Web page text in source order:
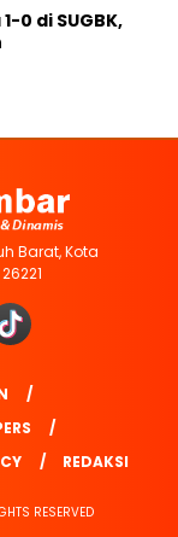
0 di SUGBK,
Barat, Kota
REDAKSI
RESERVED